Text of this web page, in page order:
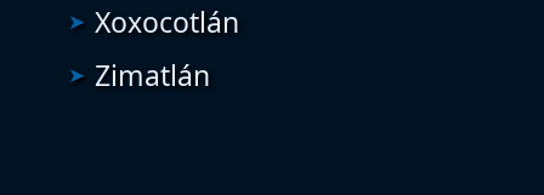
Xoxocotlán
Zimatlán